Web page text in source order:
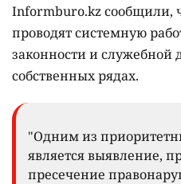
Informburo.kz сообщили,
проводят системную
законности и
собственных рядах.
"Одним из
является выявление,
пресечение